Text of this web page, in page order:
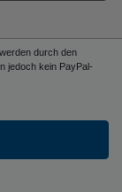
durch den
jedoch kein PayPal-